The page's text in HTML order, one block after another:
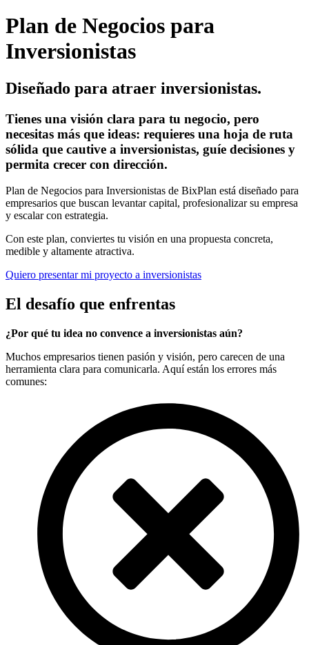
Plan de Negocios para
Inversionistas
Diseñado para atraer inversionistas.
Tienes una visión clara para tu negocio, pero
necesitas más que ideas: requieres una hoja de ruta
sólida que cautive a inversionistas, guíe decisiones y
permita crecer con dirección.
Plan de Negocios para Inversionistas​ de BixPlan está diseñado para
empresarios que buscan levantar capital, profesionalizar su empresa
y escalar con estrategia.
Con este plan, conviertes tu visión en una propuesta concreta,
medible y altamente atractiva.
Quiero presentar mi proyecto a inversionistas
El desafío que enfrentas
¿Por qué tu idea no convence a inversionistas aún?
Muchos empresarios tienen pasión y visión, pero carecen de una
herramienta clara para comunicarla. Aquí están los errores más
comunes: